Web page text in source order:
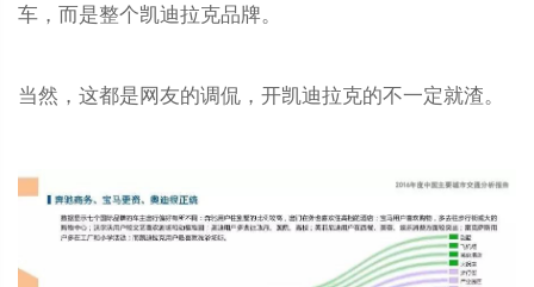
车，而是整个凯迪拉克品牌。
当然，这都是网友的调侃，开凯迪拉克的不一定就渣。